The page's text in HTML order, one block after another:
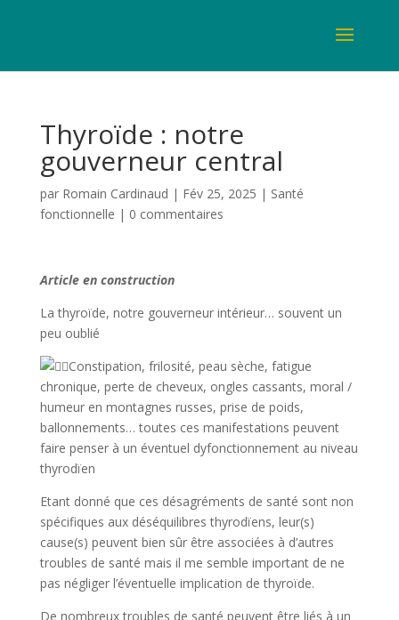
Thyroïde : notre
gouverneur central
par Romain Cardinaud | Fév 25, 2025 | Santé
fonctionnelle | 0 commentaires
Article en construction
La thyroïde, notre gouverneur intérieur… souvent un
peu oublié
Constipation, frilosité, peau sèche, fatigue
chronique, perte de cheveux, ongles cassants, moral /
humeur en montagnes russes, prise de poids,
ballonnements… toutes ces manifestations peuvent
faire penser à un éventuel dyfonctionnement au niveau
thyrodïen
Etant donné que ces désagréments de santé sont non
spécifiques aux déséquilibres thyrodïens, leur(s)
cause(s) peuvent bien sûr être associées à d’autres
troubles de santé mais il me semble important de ne
pas négliger l’éventuelle implication de thyroïde.
De nombreux troubles de santé peuvent être liés à un